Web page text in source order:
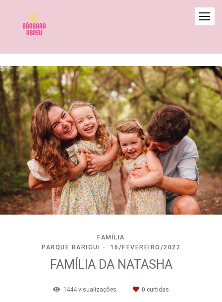
FAMÍLIA
PARQUE BARIGUI
16/FEVEREIRO/2022
FAMÍLIA DA NATASHA
1444visualizações 0 curtidas